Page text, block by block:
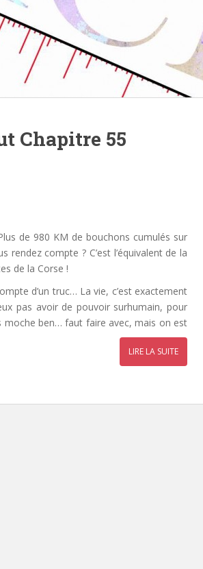
Chapitre 55
de 980 KM de bouchons cumulés sur
compte ? C’est l’équivalent de la
de la Corse !
d’un truc… La vie, c’est exactement
pas avoir de pouvoir surhumain, pour
moche ben… faut faire avec, mais on est
LIRE LA SUITE